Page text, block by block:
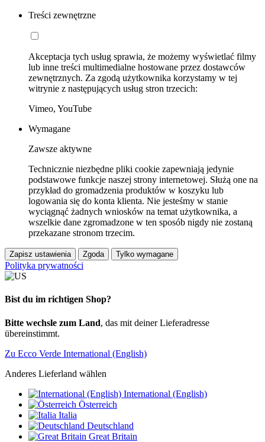
Treści zewnętrzne
Akceptacja tych usług sprawia, że możemy wyświetlać filmy
lub inne treści multimedialne hostowane przez dostawców
zewnętrznych. Za zgodą użytkownika korzystamy w tej
witrynie z następujących usług stron trzecich:
Vimeo, YouTube
Wymagane
Zawsze aktywne
Technicznie niezbędne pliki cookie zapewniają jedynie
podstawowe funkcje naszej strony internetowej. Służą one na
przykład do gromadzenia produktów w koszyku lub
logowania się do konta klienta. Nie jesteśmy w stanie
wyciągnąć żadnych wniosków na temat użytkownika, a
wszelkie dane zgromadzone w ten sposób nigdy nie zostaną
przekazane stronom trzecim.
Zapisz ustawienia Zgoda Tylko wymagane
Polityka prywatności
Bist du im richtigen Shop?
Bitte wechsle zum Land, das mit deiner Lieferadresse
übereinstimmt.
Zu Ecco Verde International (English)
Anderes Lieferland wählen
International (English)
Österreich
Italia
Deutschland
Great Britain